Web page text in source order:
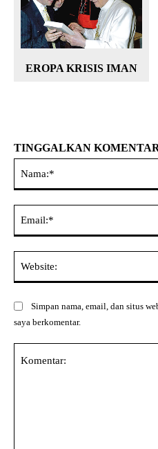
EROPA KRISIS IMAN
TINGGALKAN
Simpan nama, email, dan situs
saya berkomentar.